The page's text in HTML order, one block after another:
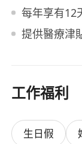
每年享有12
提供醫療津
工作福利
生日假